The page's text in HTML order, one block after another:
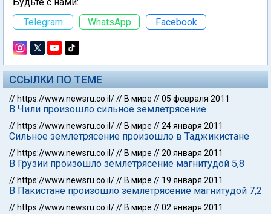
Telegram
WhatsApp Facebook
ССЫЛКИ ПО ТЕМЕ
// https://www.newsru.co.il/// В мире //05 февраля 2011
В Чили произошло сильное землетрясение
// https://www.newsru.co.il/// В мире //24 января 2011
Сильное землетрясение произошло в Таджикистане
// https://www.newsru.co.il/// В мире //20 января 2011
В Грузии произошло землетрясение магнитудой 5,8
// https://www.newsru.co.il/// В мире // 19 января 2011
В Пакистане произошло землетрясение магнитудой 7,2
// https://www.newsru.co.il/// В мире //02 января 2011